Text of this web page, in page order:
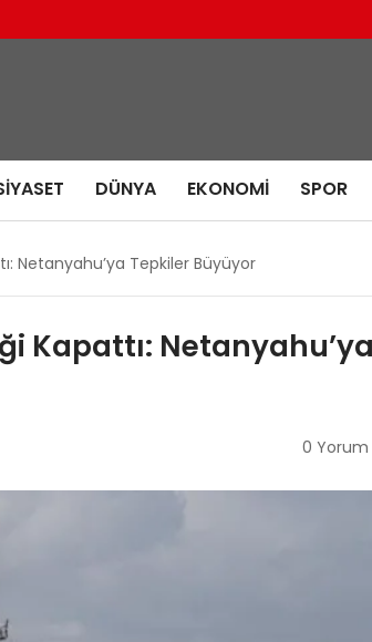
DÜNYA EKONOMI SPOR
Netanyahu’ya Tepkiler Büyüyor
Kapattı:
0 Yorum